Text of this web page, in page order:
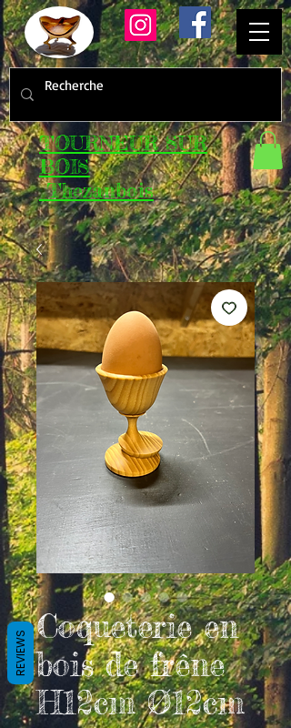
TOURNEUR SUR
BOIS
Thezanbois
Coqueterie en
bois de frêne
H12cm Ø12cm
REVIEWS